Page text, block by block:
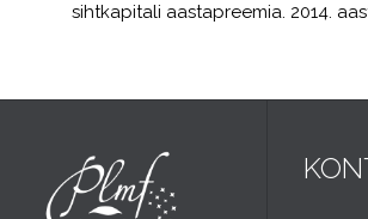
sihtkapitali aastapreemia. 2014.